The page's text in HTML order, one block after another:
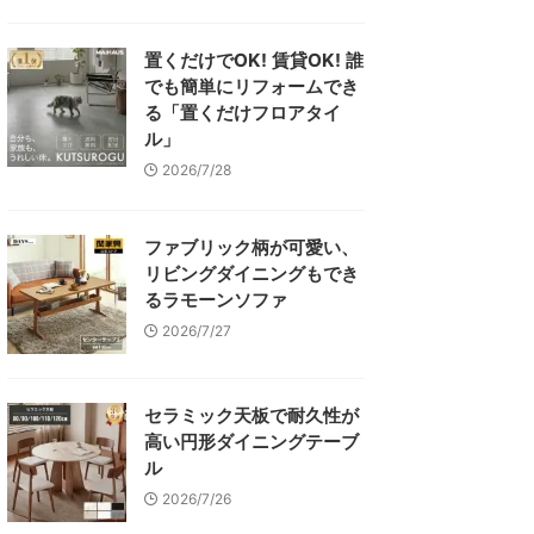
置くだけでOK! 賃貸OK! 誰
でも簡単にリフォームでき
る「置くだけフロアタイ
ル」
2026/7/28
ファブリック柄が可愛い、
リビングダイニングもでき
るラモーンソファ
2026/7/27
セラミック天板で耐久性が
高い円形ダイニングテーブ
ル
2026/7/26